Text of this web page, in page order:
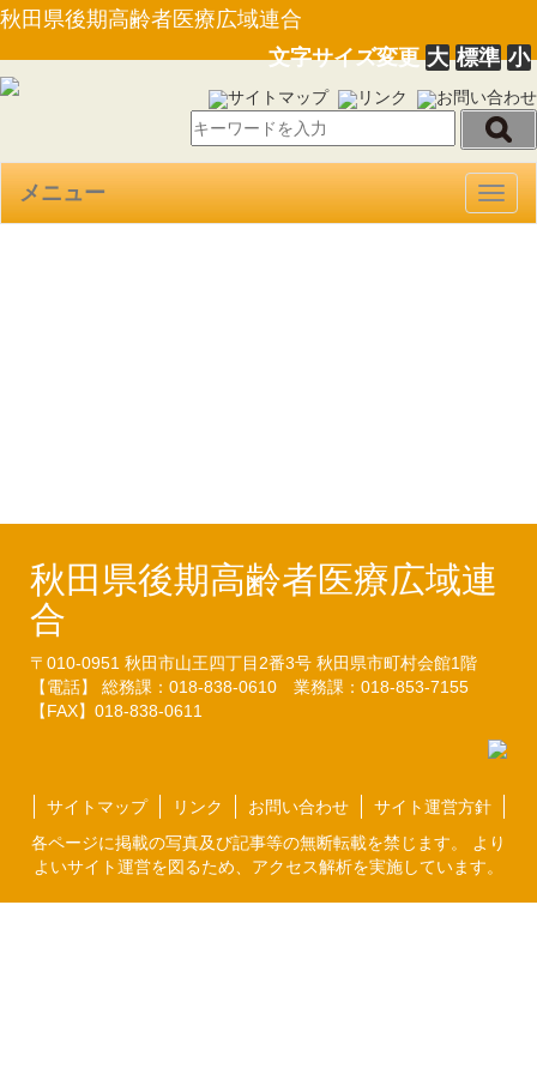
秋田県後期高齢者医療広域連合
文字サイズ変更大 標準 小
サイトマップ リンク お問い合わせ
メニュー
秋田県後期高齢者医療広域連
合
〒010-0951 秋田市山王四丁目2番3号 秋田県市町村会館1階
【電話】 総務課：018-838-0610 業務課：018-853-7155
【FAX】018-838-0611
サイトマップ リンク お問い合わせ
サイト運営方針
各ページに掲載の写真及び記事等の無断転載を禁じます。 より
よいサイト運営を図るため、アクセス解析を実施しています。